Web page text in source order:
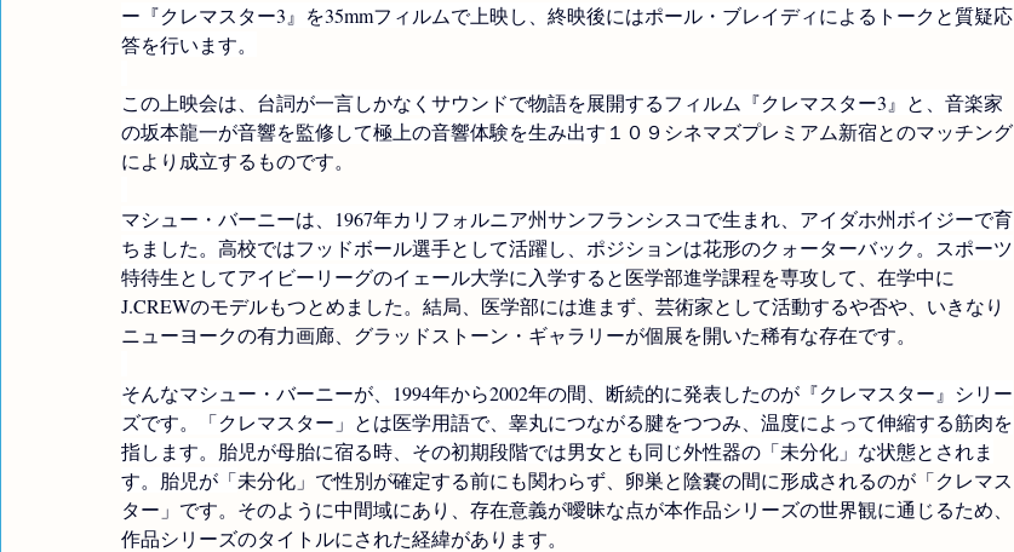
ー『クレマスター3』を35mmフィルムで上映し、終映後にはポール・ブレイディによるトークと質疑応
答を行います。
この上映会は、台詞が一言しかなくサウンドで物語を展開するフィルム『クレマスター3』と、音楽家
の坂本龍一が音響を監修して極上の音響体験を生み出す １０９シネマズプレミアム新宿とのマッチング
により成立するものです。
マシュー・バーニーは、1967年カリフォルニア州サンフランシスコで生まれ、アイダホ州ボイジーで育
ちました。高校ではフッドボール選手として活躍し、ポジションは花形のクォーターバック。スポーツ
特待生としてアイビーリーグのイェール大学に入学すると医学部進学課程を専攻して、在学中に
J.CREWのモデルもつとめました。結局、医学部には進まず、芸術家として活動するや否や、いきなり
ニューヨークの有力画廊、グラッドストーン・ギャラリーが個展を開いた稀有な存在です。
そんなマシュー・バーニーが、1994年から2002年の間、断続的に発表したのが『クレマスター』シリー
ズです。「クレマスター」とは医学用語で、睾丸につながる腱をつつみ、温度によって伸縮する筋肉を
指します。胎児が母胎に宿る時、その初期段階では男女とも同じ外性器の「未分化」な状態とされま
す。胎児が「未分化」で性別が確定する前にも関わらず、卵巣と陰嚢の間に形成されるのが「クレマス
ター」です。そのように中間域にあり、存在意義が曖昧な点が本作品シリーズの世界観に通じるため、
作品シリーズのタイトルにされた経緯があります。